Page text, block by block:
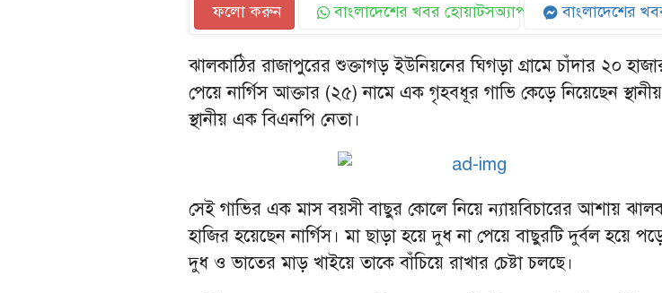
ফলো করুন বাংলাদেশের খবর হোয়াটসঅ্যাপ বাংলাদেশের
‎ঝালকাঠির রাজাপুরের শুক্তাগড় ইউনিয়নের ঘিগড়া গ্রামে চাঁদার ২০
পেয়ে নার্গিস আক্তার (২৫) নামে এক গৃহবধূর গাভি কেড়ে নিয়েছেন স্থানীয়
স্থানীয় এক বিএনপি নেতা।
সেই গাভির এক মাস বয়সী বাছুর কোলে নিয়ে ন্যায়বিচারের আশায়
হাজির হয়েছেন নার্গিস। মা ছাড়া হয়ে দুধ না পেয়ে বাছুরটি দুর্বল হয়ে
দুধ ও ভাতের মাড় খাইয়ে তাকে বাঁচিয়ে রাখার চেষ্টা চলছে।